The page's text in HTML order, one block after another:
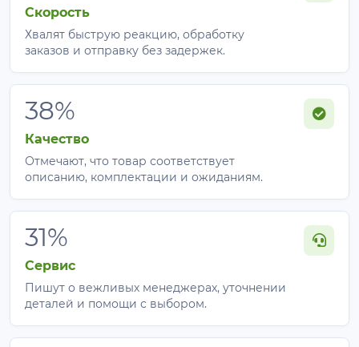
Скорость
Хвалят быструю реакцию, обработку
заказов и отправку без задержек.
38%
Качество
Отмечают, что товар соответствует
описанию, комплектации и ожиданиям.
31%
Сервис
Пишут о вежливых менеджерах, уточнении
деталей и помощи с выбором.